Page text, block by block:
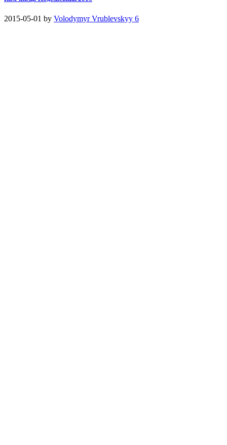
2015-05-01 by Volodymyr Vrublevskyy 6